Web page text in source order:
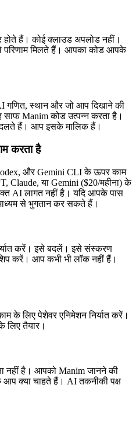
हैं। कोई क्लाउड अपलोड नहीं।
परिणाम मिलते हैं। आपका कोड आपके
गणित, स्थान और जो आप दिखाने की
Manim कोड उत्पन्न करता है।
हैं। आप इसके मालिक हैं।
करता है
और Gemini CLI के ऊपर काम
Claude, या Gemini ($20/महीना) के
AI लागत नहीं है। यदि आपके पास
से भुगतान कर सकते हैं।
करें। इसे बदलें। इसे संस्करण
करें। आप कभी भी लॉक नहीं हैं।
के लिए पेशेवर एनिमेशन निर्यात करें।
लिए तैयार।
नहीं है। आपको Manim जानने की
क्या चाहते हैं। AI तकनीकी पक्ष